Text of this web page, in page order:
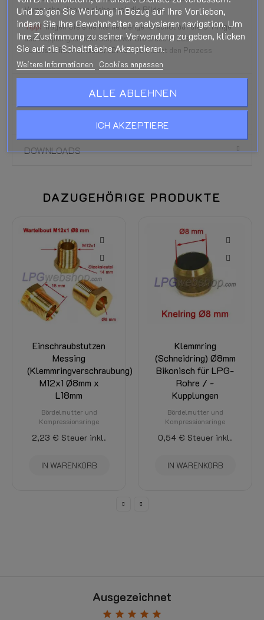
Veranschaulichung siehe auch die Bilder.
Tipp! Tragen Sie eine kleine Menge Kriechöl auf die O-Ringe
des Kupplungsstücks auf, bevor Sie diese in das
Kunststoffrohr einbauen. Dies vereinfacht den Prozess
PRODUKTDETAILS
DOWNLOADS
DAZUGEHÖRIGE PRODUKTE
Einschraubstutzen
Messing
M12x1 Ø8mm x
Bördelmutter und
Kompressionsringe
Steuer inkl.
IN WARENKORB
Klemmring
(Schneidring) Ø8mm
Bikonisch für LPG-
Rohre / -
Kupplungen
Bördelmutter und
Kompressionsringe
Steuer inkl.
IN WARENKORB
Ausgezeichnet
star star star star star
Und zeigen Sie Werbung in Bezug auf Ihre Vorlieben,
indem Sie Ihre Gewohnheiten analysieren navigation. Um
Ihre Zustimmung zu seiner Verwendung zu geben, klicken
Sie auf die Schaltfläche Akzeptieren.
Weitere Informationen Cookies anpassen
ALLE ABLEHNEN
ICH AKZEPTIERE